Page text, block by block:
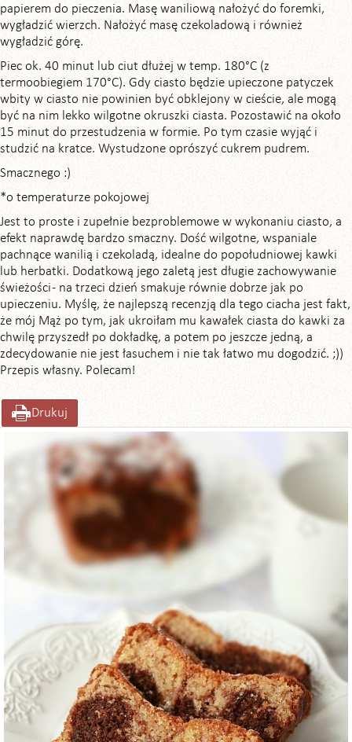
papierem do pieczenia. Masę waniliową nałożyć do foremki,
wygładzić wierzch. Nałożyć masę czekoladową i również
wygładzić górę.
Piec ok. 40 minut lub ciut dłużej w temp. 180°C (z
termoobiegiem 170°C). Gdy ciasto będzie upieczone patyczek
wbity w ciasto nie powinien być obklejony w cieście, ale mogą
być na nim lekko wilgotne okruszki ciasta. Pozostawić na około
15 minut do przestudzenia w formie. Po tym czasie wyjąć i
studzić na kratce. Wystudzone oprószyć cukrem pudrem.
Smacznego :)
*o temperaturze pokojowej
Jest to proste i zupełnie bezproblemowe w wykonaniu ciasto, a
efekt naprawdę bardzo smaczny. Dość wilgotne, wspaniale
pachnące wanilią i czekoladą, idealne do popołudniowej kawki
lub herbatki. Dodatkową jego zaletą jest długie zachowywanie
świeżości - na trzeci dzień smakuje równie dobrze jak po
upieczeniu. Myślę, że najlepszą recenzją dla tego ciacha jest fakt,
że mój Mąż po tym, jak ukroiłam mu kawałek ciasta do kawki za
chwilę przyszedł po dokładkę, a potem po jeszcze jedną, a
zdecydowanie nie jest łasuchem i nie tak łatwo mu dogodzić. ;))
Przepis własny. Polecam!
Drukuj